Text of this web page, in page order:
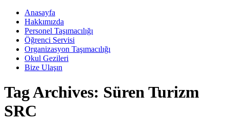
Anasayfa
Hakkımızda
Personel Taşımacılığı
Öğrenci Servisi
Organizasyon Taşımacılığı
Okul Gezileri
Bize Ulaşın
Tag Archives: Süren Turizm
SRC